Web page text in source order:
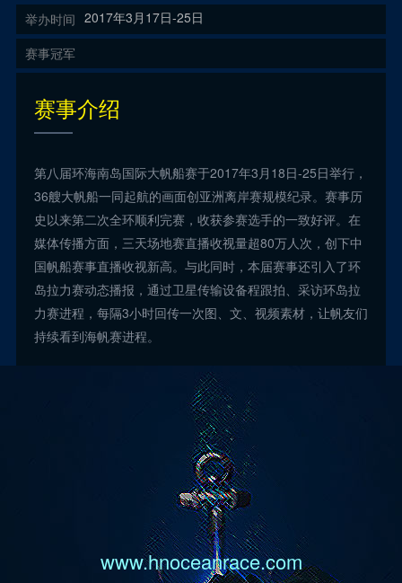
举办时间 2017年3月17日-25日
赛事冠军
赛事介绍
第八届环海南岛国际大帆船赛于2017年3月18日-25日举行，
36艘大帆船一同起航的画面创亚洲离岸赛规模纪录。赛事历
史以来第二次全环顺利完赛，收获参赛选手的一致好评。在
媒体传播方面，三天场地赛直播收视量超80万人次，创下中
国帆船赛事直播收视新高。与此同时，本届赛事还引入了环
岛拉力赛动态播报，通过卫星传输设备程跟拍、采访环岛拉
力赛进程，每隔3小时回传一次图、文、视频素材，让帆友们
持续看到海帆赛进程。
www.hnoceanrace.com